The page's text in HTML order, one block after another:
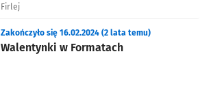
Firlej
Walentynki w Formatach
Zakończyło się 16.02.2024 (2 lata temu)